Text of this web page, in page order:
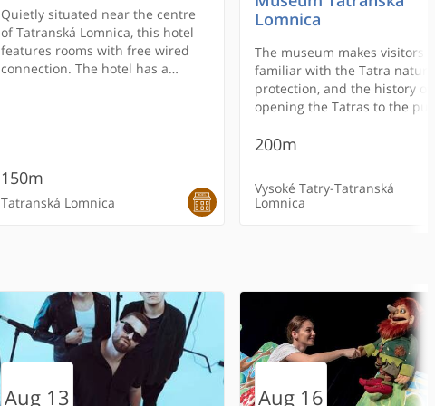
Quietly situated near the centre
of Tatranská Lomnica, this hotel
features rooms with free wired
connection. The hotel has a
150m
Tatranská Lomnica
Lomnica
The museum makes visitors
familiar with the Tatra
protection, and the history of
opening the Tatras to the
200m
Vysoké Tatry-Tatranská
Lomnica
Mountain bike and
The funicular to the
Ranč Čajka Motorest Goral
Vila Lomnička Penzion Slnecny Dom
Aquapark Aquacity
Thermal Pool Vrbov
Museum of Tatra
Pedal Planet - Gallery
Aug 13 Aug 16